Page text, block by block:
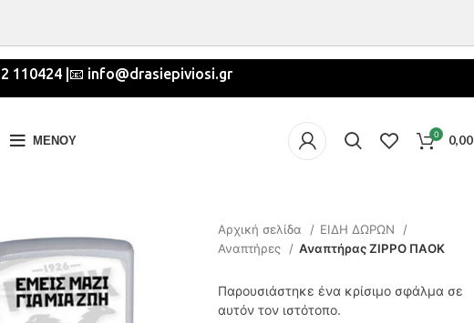
110424 |📧 info@drasiepiviosi.gr
ΜΕΝΟΎ 0 0,00
Αρχική σελίδα
ΕΙΔΗ ΔΩΡΩΝ
Αναπτήρες
Αναπτήρας ZIPPO ΠΑΟΚ
Παρουσιάστηκε ένα κρίσιμο σφάλμα σε
αυτόν τον ιστότοπο.